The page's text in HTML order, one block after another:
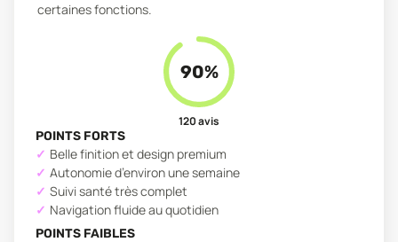
certaines fonctions.
90%
120avis
POINTS FORTS
Belle finition et design premium
Autonomie d’environ une semaine
Suivi santé très complet
Navigation fluide au quotidien
POINTS FAIBLES